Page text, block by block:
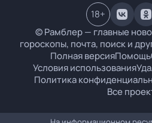
© Рамблер — главные
гороскопы, почта, поиск и
Полная версияПомощь
Условия использования
Политика
Все
18+